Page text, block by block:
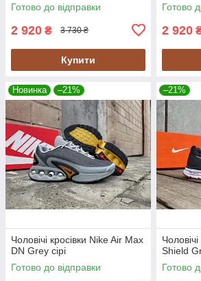
Готово до відправки
2 920 ₴ 3 730 ₴
Купити
Готово
2 920
Новинка –21%
Чоловічі кросівки Nike Air Max
DN Grey сірі
Готово до відправки
–21%
Shield
Готово